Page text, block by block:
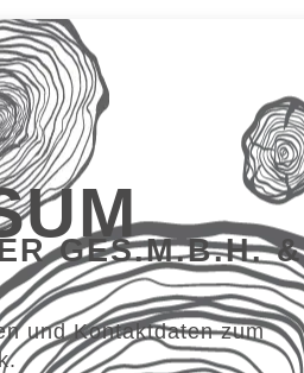
GES.M.B.H. &
und Kontaktdaten zum